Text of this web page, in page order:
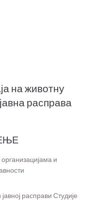
на животну
расправа
и
расправи Студије